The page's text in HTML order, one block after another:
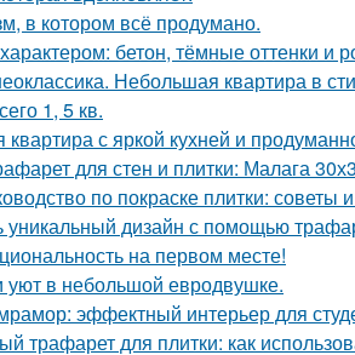
в котором всё продумано.
бетон, тёмные оттенки и
Небольшая квартира в
1, 5 кв.
квартира с яркой кухней и
для стен и плитки: Малага
по покраске плитки: советы
уникальный дизайн с помощью
на первом месте!
уют в небольшой евродвушке.
эффектный интерьер для
трафарет для плитки: как